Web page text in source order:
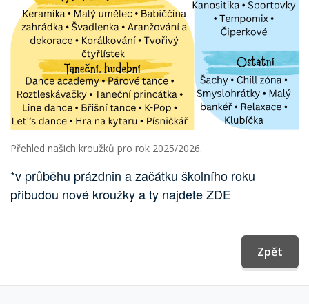
Přehled našich kroužků pro rok 2025/2026.
*v průběhu prázdnin a začátku školního roku
přibudou nové kroužky a ty najdeteZDE
Zpět